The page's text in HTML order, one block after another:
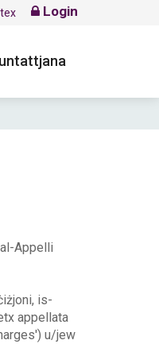
Login
Appelli
is-
appellata
u/jew